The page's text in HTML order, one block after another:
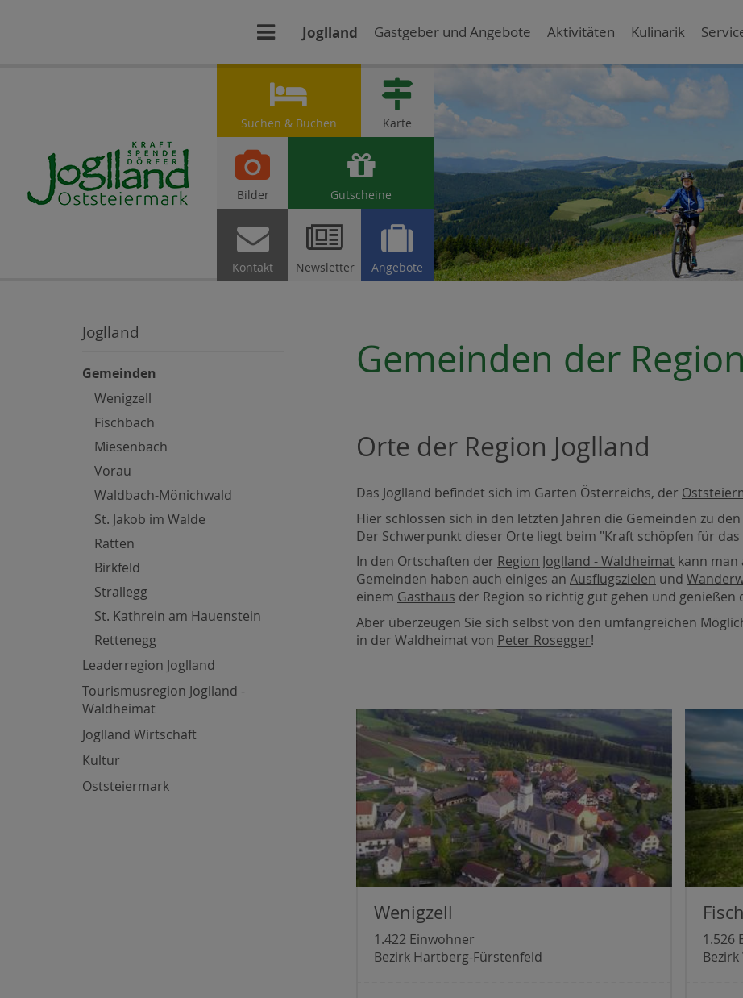

Suchen & Buchen

Karte

Bilder

Gutscheine

Kontakt

Newsletter

Angebote
Joglland
Gemeinden
Wenigzell
Fischbach
Miesenbach
Vorau
Waldbach-Mönichwald
St. Jakob im Walde
Ratten
Birkfeld
Strallegg
St. Kathrein am Hauenstein
Rettenegg
Leaderregion Joglland
Tourismusregion Joglland -
Waldheimat
Joglland Wirtschaft
Kultur
Oststeiermark
Gemeinden der Region
Orte der Region Joglland
Das Joglland befindet sich im Garten Österreichs, der
Hier schlossen sich in den letzten Jahren die Gemeinden zu
Der Schwerpunkt dieser Orte liegt beim "Kraft schöpfen für
In den Ortschaften der Region Joglland - Waldheimat kann
Gemeinden haben auch einiges an Ausflugszielen und
einem Gasthaus der Region so richtig gut gehen und
Aber überzeugen Sie sich selbst von den umfangreichen
in der Waldheimat von Peter Rosegger!
Wenigzell
1.422 Einwohner
Bezirk Hartberg-Fürstenfeld
1.526
Bezirk
 Joglland Gastgeber und Angebote Aktivitäten Kulinarik